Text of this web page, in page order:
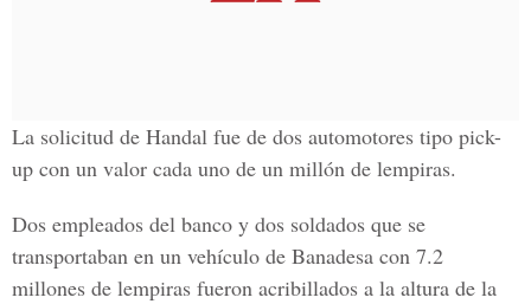
La solicitud de Handal fue de dos automotores tipo pick-
up con un valor cada uno de un millón de lempiras.
Dos empleados del banco y dos soldados que se
transportaban en un vehículo de Banadesa con 7.2
millones de lempiras fueron acribillados a la altura de la